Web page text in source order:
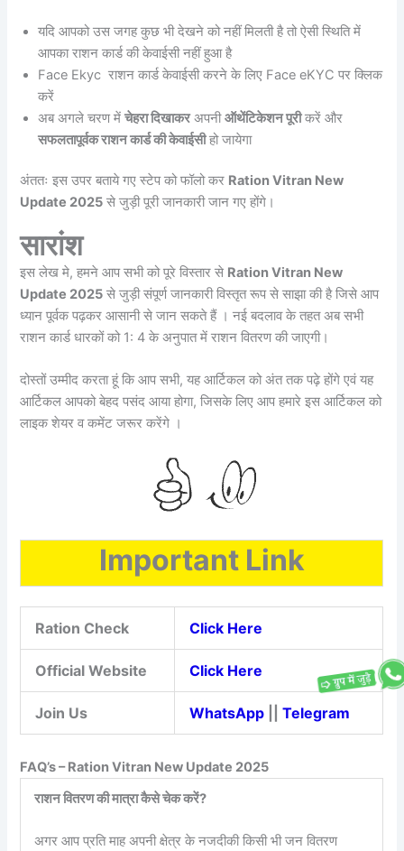
यदि आपको उस जगह कुछ भी देखने को नहीं मिलती है तो ऐसी स्थिति में
आपका राशन कार्ड की केवाईसी नहीं हुआ है
Face Ekyc राशन कार्ड केवाईसी करने के लिए Face eKYC पर क्लिक
करें
अब अगले चरण मेंचेहरा दिखाकरअपनीऑथेंटिकेशन पूरीकरें और
सफलतापूर्वक राशन कार्ड की केवाईसीहो जायेगा
अंततः इस उपर बताये गए स्टेप को फॉलो कर Ration Vitran New
Update 2025 से जुड़ी पूरी जानकारी जान गए होंगे।
सारांश
इस लेख मे, हमने आप सभी को पूरे विस्तार से Ration Vitran New
Update 2025 से जुड़ी संपूर्ण जानकारी विस्तृत रूप से साझा की है जिसे आप
ध्यान पूर्वक पढ़कर आसानी से जान सकते हैं । नई बदलाव के तहत अब सभी
राशन कार्ड धारकों को 1: 4 के अनुपात में राशन वितरण की जाएगी।
दोस्तों उम्मीद करता हूं कि आप सभी, यह आर्टिकल को अंत तक पढ़े होंगे एवं यह
आर्टिकल आपको बेहद पसंद आया होगा, जिसके लिए आप हमारे इस आर्टिकल को
लाइक शेयर व कमेंट जरूर करेंगे ।
Important Link
Ration Check Click Here
Official Website Click Here
Join Us WhatsApp ||Telegram
FAQ’s – Ration Vitran New Update 2025
राशन वितरण की मात्रा कैसे चेक करें?
अगर आप प्रति माह अपनी क्षेत्र के नजदीकी किसी भी जन वितरण